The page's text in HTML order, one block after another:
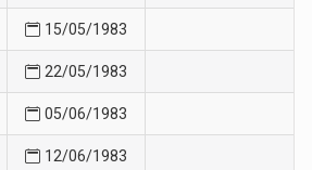
15/05/1983
22/05/1983
05/06/1983
12/06/1983